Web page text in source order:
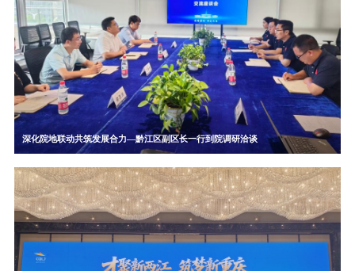
深化院地联动共筑发展合力—黔江区副区长一行到院调研洽谈